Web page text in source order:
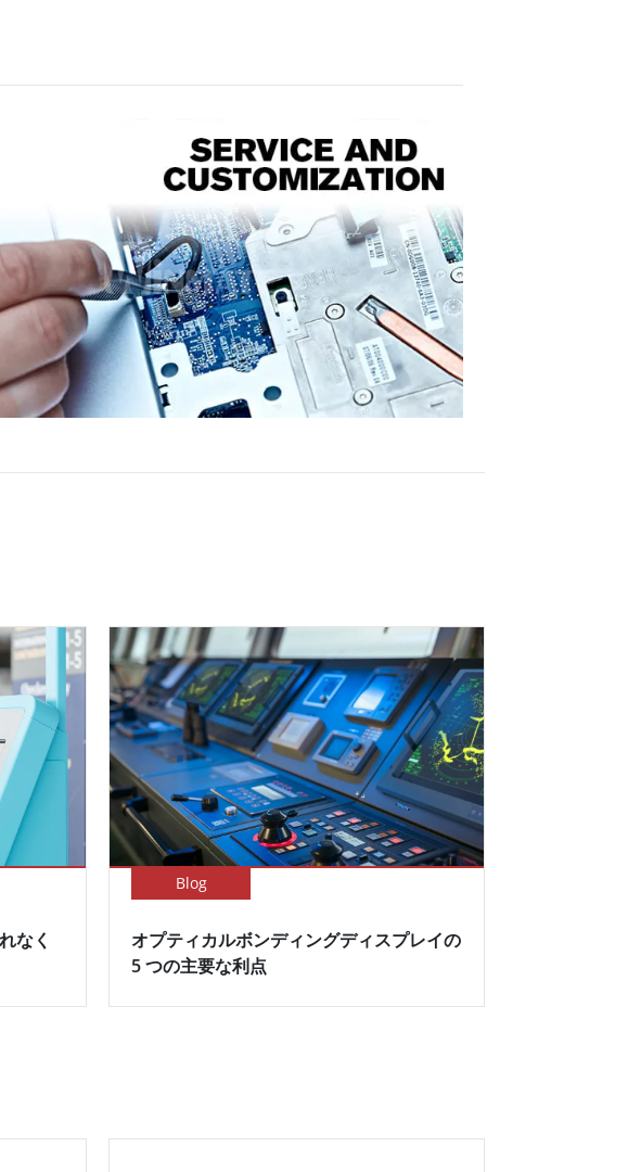
なく
Blog
オプティカルボンディングディスプレイの
5 つの主要な利点